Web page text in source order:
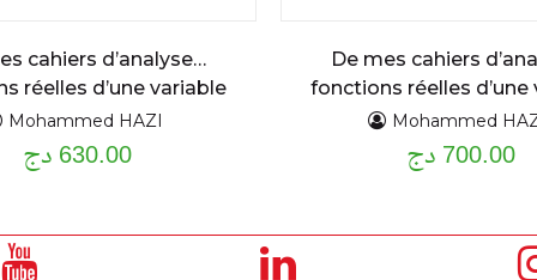
De mes cahiers
fonctions réelles d’une
réelle : limites,
différentiabilité et..
détaillé et exercices
Mohammed
700.00 دج
cahiers d’analyse…
réelles d’une variable
réelle : dérivées,
limités cours
et exercices résolus
Mohammed HAZI
630.00 دج